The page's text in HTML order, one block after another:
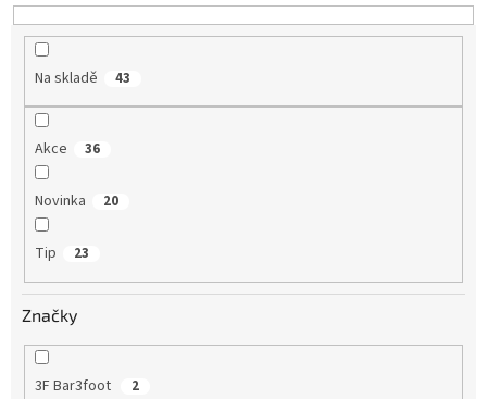
u
Na skladě 43
Akce 36
Novinka 20
Tip 23
Značky
3F Bar3foot 2